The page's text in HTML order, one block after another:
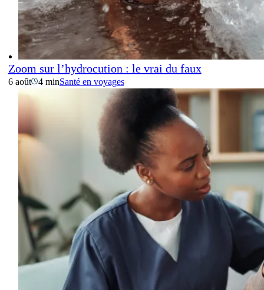
Zoom sur l’hydrocution : le vrai du faux
6 août 4 minSanté en voyages